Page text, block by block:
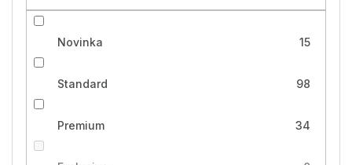
Novinka 15
Standard 98
Premium 34